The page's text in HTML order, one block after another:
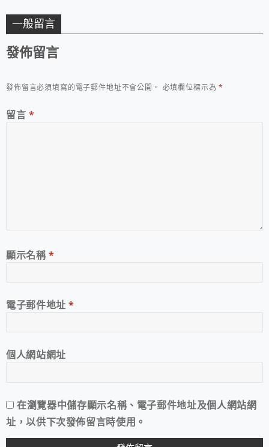
一般留言
發佈留言
發佈留言必須填寫的電子郵件地址不會公開。 必填欄位標示為*
留言 *
顯示名稱*
電子郵件地址*
個人網站網址
在瀏覽器中儲存顯示名稱、電子郵件地址及個人網站網
址，以供下次發佈留言時使用。